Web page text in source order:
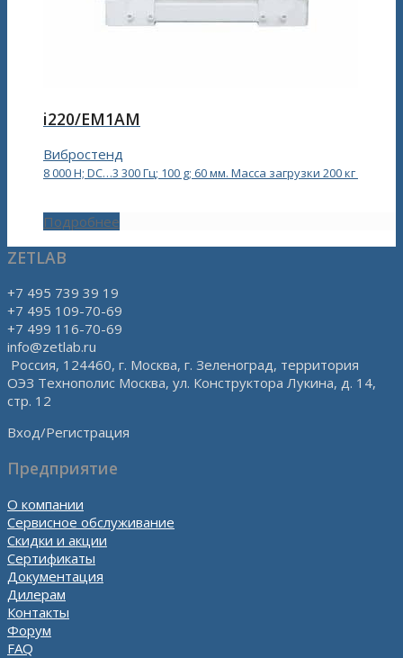
i220/EM1AM
Вибростенд
8 000 Н; DC…3 300 Гц; 100 g; 60 мм. Масса загрузки 200 кг
Подробнее
ZETLAB
+7 495 739 39 19
+7 495 109-70-69
+7 499 116-70-69
info@zetlab.ru
Россия, 124460, г. Москва, г. Зеленоград, территория
ОЭЗ Технополис Москва, ул. Конструктора Лукина, д. 14,
стр. 12
Вход/Регистрация
Предприятие
О компании
Сервисное обслуживание
Скидки и акции
Сертификаты
Документация
Дилерам
Контакты
Форум
FAQ